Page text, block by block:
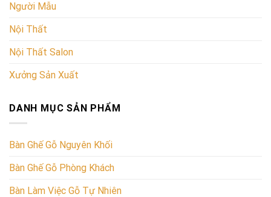
Người Mẫu
Nội Thất
Nội Thất Salon
Xưởng Sản Xuất
DANH MỤC SẢN PHẨM
Bàn Ghế Gỗ Nguyên Khối
Bàn Ghế Gỗ Phòng Khách
Bàn Làm Việc Gỗ Tự Nhiên